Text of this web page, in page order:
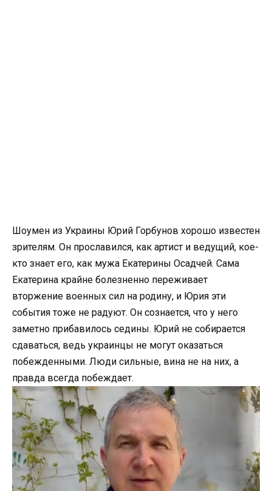
Шоумен из Украины Юрий Горбунов хорошо известен
зрителям. Он прославился, как артист и ведущий, кое-
кто знает его, как мужа Екатерины Осадчей. Сама
Екатерина крайне болезненно переживает
вторжение военных сил на родину, и Юрия эти
события тоже не радуют. Он сознается, что у него
заметно прибавилось седины. Юрий не собирается
сдаваться, ведь украинцы не могут оказаться
побежденными. Люди сильные, вина не на них, а
правда всегда побеждает.